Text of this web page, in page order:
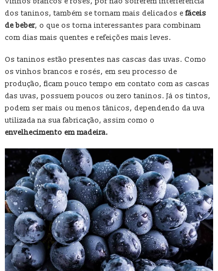
dos taninos, também se tornam mais delicados e fáceis
de beber, o que os torna interessantes para combinam
com dias mais quentes e refeições mais leves.
Os taninos estão presentes nas cascas das uvas. Como
os vinhos brancos e rosés, em seu processo de
produção, ficam pouco tempo em contato com as cascas
das uvas, possuem poucos ou zero taninos. Já os tintos,
podem ser mais ou menos tânicos, dependendo da uva
utilizada na sua fabricação, assim como o
envelhecimento em madeira.